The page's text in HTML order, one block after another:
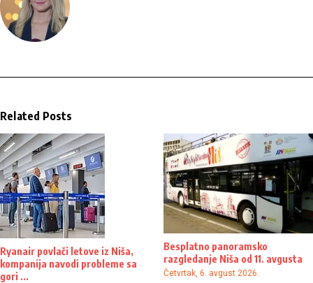
Related Posts
Ryanair povlači letove iz Niša,
kompanija navodi probleme sa
gori ...
Besplatno panoramsko
razgledanje Niša od 11. avgusta
Četvrtak, 6. avgust 2026.